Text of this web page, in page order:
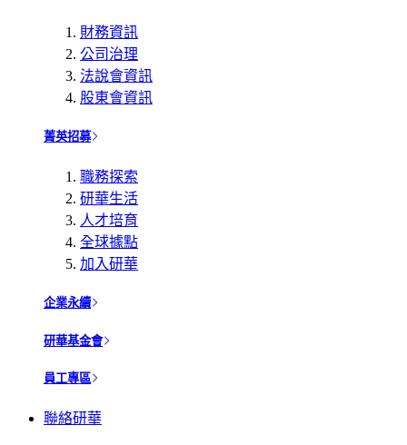
財務資訊
公司治理
法說會資訊
股東會資訊
菁英招募
職務探索
研華生活
人才培育
全球據點
加入研華
企業永續
研華基金會
員工專區
聯絡研華